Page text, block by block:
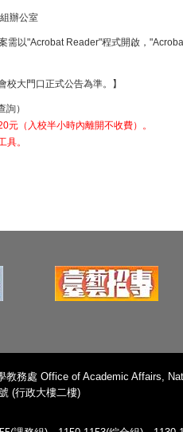
辦公室
需以"Acrobat Reader"程式開啟，
校大門口正式公告為準。】
詢）
（入校半小時內離開不收費）。
。
務處 Office of Academic Affairs,
(行政大樓二樓)